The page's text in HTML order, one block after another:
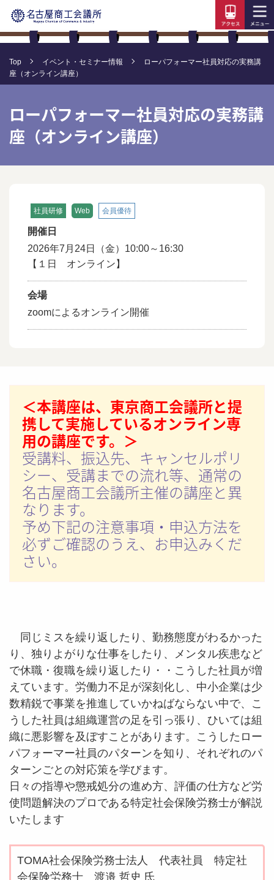
Top イベント・セミナー情報
ローパフォーマー社員対応の実務講
座（オンライン講座）
ローパフォーマー社員対応の実務講
座（オンライン講座）
社員研修 Web 会員優待
開催日
2026年7月24日（金）10:00～16:30
【１日 オンライン】
会場
zoomによるオンライン開催
＜本講座は、東京商工会議所と提
携して実施しているオンライン専
用の講座です。＞
受講料、振込先、キャンセルポリ
シー、受講までの流れ等、通常の
名古屋商工会議所主催の講座と異
なります。
予め下記の注意事項・申込方法を
必ずご確認のうえ、お申込みくだ
さい。
同じミスを繰り返したり、勤務態度がわるかった
り、独りよがりな仕事をしたり、メンタル疾患など
で休職・復職を繰り返したり・・こうした社員が増
えています。労働力不足が深刻化し、中小企業は少
数精鋭で事業を推進していかねばならない中で、こ
うした社員は組織運営の足を引っ張り、ひいては組
織に悪影響を及ぼすことがあります。こうしたロー
パフォーマー社員のパターンを知り、それぞれのパ
ターンごとの対応策を学びます。
日々の指導や懲戒処分の進め方、評価の仕方など労
使問題解決のプロである特定社会保険労務士が解説
いたします
TOMA社会保険労務士法人 代表社員 特定社
会保険労務士 渡邉 哲史 氏